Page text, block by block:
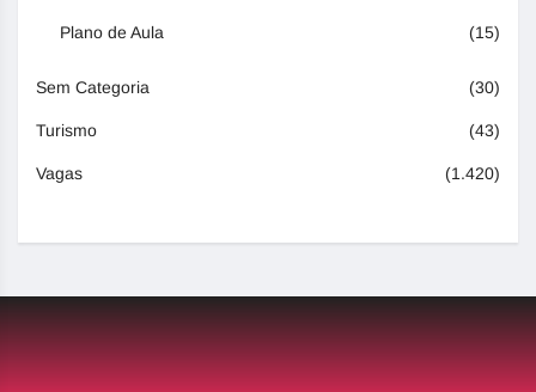
Plano de Aula (15)
Sem Categoria (30)
Turismo (43)
Vagas (1.420)